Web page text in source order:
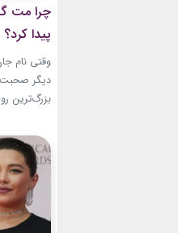
پیدا کرد؟
وقتی نام
دیگر صحبت
بزرگ‌ترین